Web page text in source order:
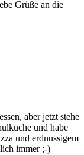
Grüße an die
aber jetzt stehe
und habe
und erdnussigem
immer ;-)